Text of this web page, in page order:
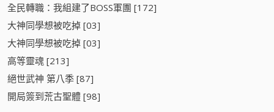
全民轉職：我組建了BOSS軍團 [172]
大神同學想被吃掉 [03]
大神同學想被吃掉 [03]
高等靈魂 [213]
絕世武神 第八季 [87]
開局簽到荒古聖體 [98]